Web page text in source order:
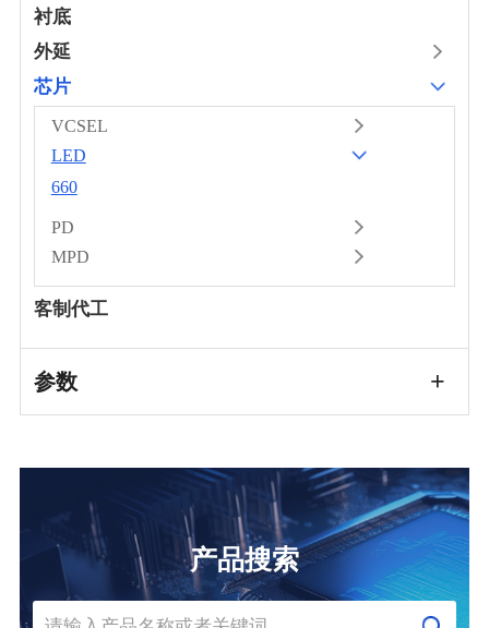
衬底
外延
芯片
VCSEL
LED
660
PD
MPD
客制代工
参数
产品搜索